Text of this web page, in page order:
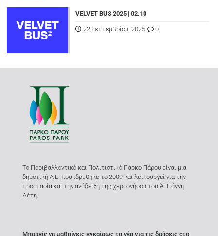
VELVET BUS 2025 | 02.10
22 Σεπτεμβρίου, 2025 0
Το Περιβαλλοντικό και Πολιτιστικό Πάρκο Πάρου είναι μια
δημοτική Α.Ε. που ιδρύθηκε το 2009 και λειτουργεί για την
προστασία και την ανάδειξη της χερσονήσου του Άι Γιάννη
Δέτη.
Μπορείς να μαθαίνεις εγκαίρως τα νέα για τις δράσεις στο